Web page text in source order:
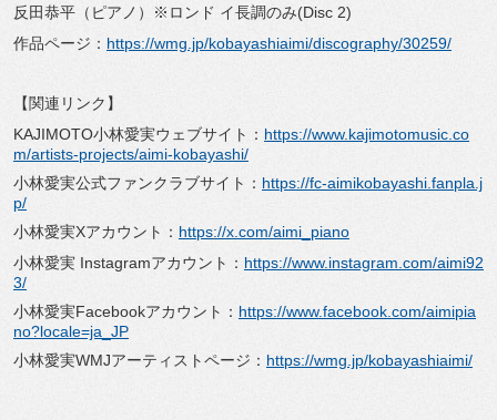
反田恭平（ピアノ）※ロンド イ長調のみ(Disc 2)
作品ページ： https://wmg.jp/kobayashiaimi/discography/30259/
【関連リンク】
KAJIMOTO小林愛実ウェブサイト： https://www.kajimotomusic.co
m/artists-projects/aimi-kobayashi/
小林愛実公式ファンクラブサイト： https://fc-aimikobayashi.fanpla.j
p/
小林愛実Xアカウント： https://x.com/aimi_piano
小林愛実 Instagramアカウント： https://www.instagram.com/aimi92
3/
小林愛実Facebookアカウント： https://www.facebook.com/aimipia
no?locale=ja_JP
小林愛実WMJアーティストページ： https://wmg.jp/kobayashiaimi/